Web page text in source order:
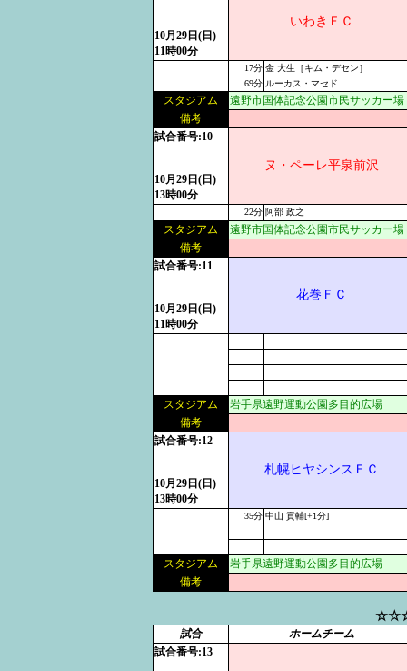
10月29日(日)
11時00分
いわきＦＣ
17分 金 大生［キム・デセン］
69分 ルーカス・マセド
スタジアム
遠野市国体記念公園市民サッカー場
備考
試合番号:10
10月29日(日)
13時00分
ヌ・ペーレ平泉前沢
22分 阿部 政之
スタジアム
遠野市国体記念公園市民サッカー場
備考
試合番号:11
10月29日(日)
11時00分
花巻ＦＣ
スタジアム
岩手県遠野運動公園多目的広場
備考
試合番号:12
10月29日(日)
13時00分
札幌ヒヤシンスＦＣ
35分 中山 貢輔[+1分]
スタジアム
岩手県遠野運動公園多目的広場
備考
試合
ホームチーム
試合番号:13